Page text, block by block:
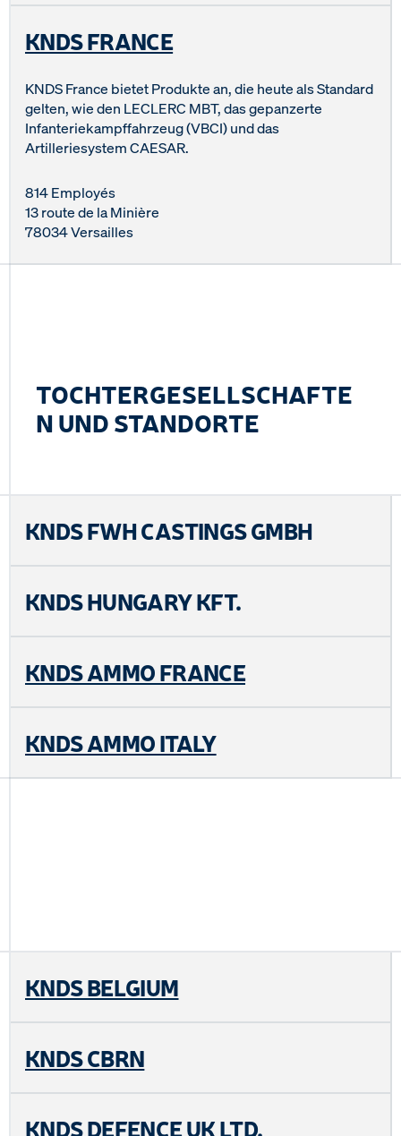
KNDS FRANCE
KNDS France bietet Produkte an, die heute als Standard
gelten, wie den LECLERC MBT, das gepanzerte
Infanteriekampffahrzeug (VBCI) und das
Artilleriesystem CAESAR.
814 Employés
13 route de la Minière
78034 Versailles
TOCHTERGESELLSCHAFTE
N UND STANDORTE
KNDS FWH CASTINGS GMBH
KNDS HUNGARY KFT.
KNDS AMMO FRANCE
KNDS AMMO ITALY
KNDS BELGIUM
KNDS CBRN
KNDS DEFENCE UK LTD.